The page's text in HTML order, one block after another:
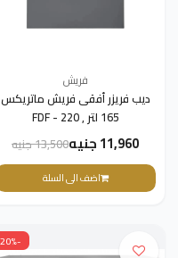
فريش
ديب فريزر أفقى فريش ماتريكس
165 لتر , FDF - 220
11,960 جنيه 13,500 جنيه
اضف الى السلة
-20%